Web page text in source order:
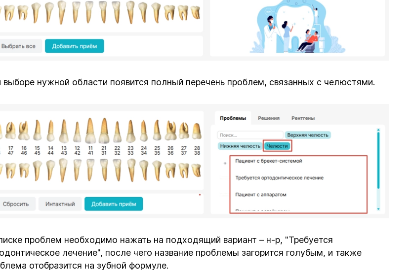
выборе нужной области появится полный перечень проблем, связанных с челюстями.
проблем необходимо нажать на подходящий вариант – н-р, "Требуется
лечение", после чего название проблемы загорится голубым, и также
отобразится на зубной формуле.